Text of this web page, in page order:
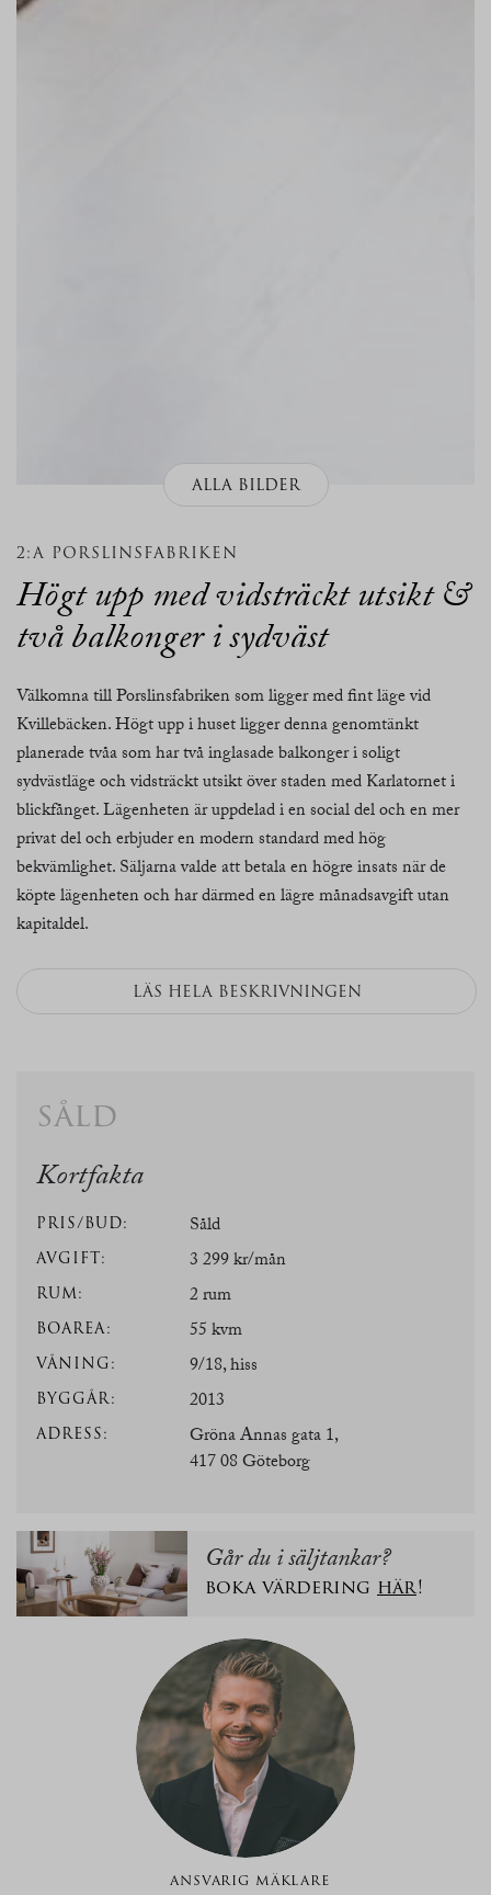
ALLA BILDER
2:A PORSLINSFABRIKEN
Högt upp med vidsträckt utsikt &
två balkonger i sydväst
Välkomna till Porslinsfabriken som ligger med fint läge vid
Kvillebäcken. Högt upp i huset ligger denna genomtänkt
planerade tvåa som har två inglasade balkonger i soligt
sydvästläge och vidsträckt utsikt över staden med Karlatornet i
blickfånget. Lägenheten är uppdelad i en social del och en mer
privat del och erbjuder en modern standard med hög
bekvämlighet. Säljarna valde att betala en högre insats när de
köpte lägenheten och har därmed en lägre månadsavgift utan
kapitaldel.
LÄS HELA BESKRIVNINGEN
såld
Kortfakta
PRIS/BUD: Såld
AVGIFT: 3 299 kr/mån
RUM: 2 rum
BOAREA: 55 kvm
VÅNING: 9/18, hiss
BYGGÅR: 2013
ADRESS:
Gröna Annas gata 1,
417 08 Göteborg
Går du i säljtankar?
boka värdering här!
ANSVARIG MÄKLARE